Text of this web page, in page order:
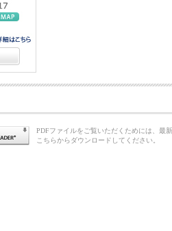
PDFファイルをご覧いただくためには、最
こちらからダウンロードしてください。